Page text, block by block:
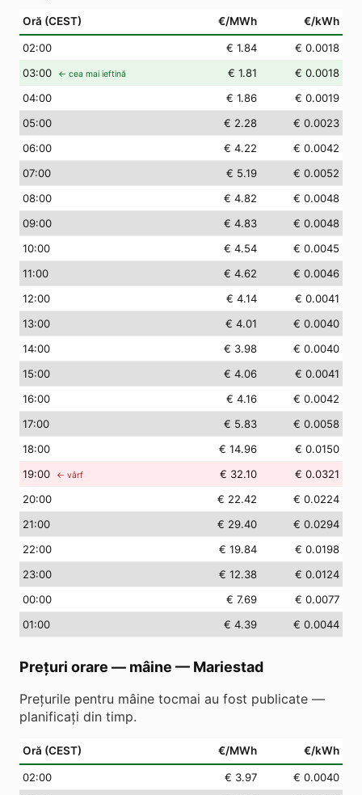
Oră (CEST) €/MWh €/kWh
02:00 € 1.84
€ 0.0018
03:00 ← cea mai ieftină € 1.81
€ 0.0018
04:00 € 1.86
€ 0.0019
05:00 € 2.28
€ 0.0023
06:00 € 4.22
€ 0.0042
07:00 € 5.19
€ 0.0052
08:00 € 4.82
€ 0.0048
09:00 € 4.83
€ 0.0048
10:00 € 4.54
€ 0.0045
11:00 € 4.62
€ 0.0046
12:00 € 4.14
€ 0.0041
13:00 € 4.01
€ 0.0040
14:00 € 3.98
€ 0.0040
15:00 € 4.06
€ 0.0041
16:00 € 4.16
€ 0.0042
17:00 € 5.83
€ 0.0058
18:00 € 14.96
€ 0.0150
19:00 ← vârf € 32.10
€ 0.0321
20:00 € 22.42
€ 0.0224
21:00 € 29.40
€ 0.0294
22:00 € 19.84
€ 0.0198
23:00 € 12.38
€ 0.0124
00:00 € 7.69
€ 0.0077
01:00 € 4.39 € 0.0044
Prețuri orare — mâine — Mariestad
Prețurile pentru mâine tocmai au fost publicate —
planificați din timp.
Oră (CEST) €/MWh €/kWh
02:00 € 3.97
€ 0.0040